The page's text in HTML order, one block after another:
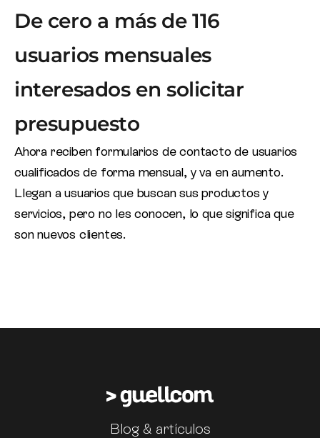
De cero a más de 116
usuarios mensuales
interesados en solicitar
presupuesto
Ahora reciben formularios de contacto de usuarios
cualificados de forma mensual, y va en aumento.
Llegan a usuarios que buscan sus productos y
servicios, pero no les conocen, lo que significa que
son nuevos clientes.
Blog & artículos